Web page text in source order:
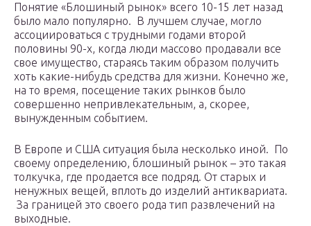
Понятие «Блошиный рынок» всего 10-15 лет назад
было мало популярно. В лучшем случае, могло
ассоциироваться с трудными годами второй
половины 90-х, когда люди массово продавали все
свое имущество, стараясь таким образом получить
хоть какие-нибудь средства для жизни. Конечно же,
на то время, посещение таких рынков было
совершенно непривлекательным, а, скорее,
вынужденным событием.
В Европе и США ситуация была несколько иной. По
своему определению, блошиный рынок – это такая
толкучка, где продается все подряд. От старых и
ненужных вещей, вплоть до изделий антиквариата.
За границей это своего рода тип развлечений на
выходные.